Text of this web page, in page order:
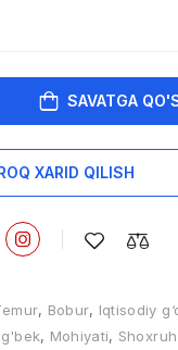
SAVATGA
XARID QILISH
, Bobur, Iqtisodiy
, Mohiyati,